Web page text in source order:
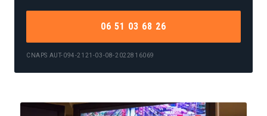
06 51 03 68 26
CNAPS AUT-094-2121-03-08-2022816069